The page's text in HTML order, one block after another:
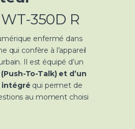
350D R
enfermé dans
qui confère à l’appareil
Il est équipé d’un
To-Talk) et d’un
intégré qui permet de
au moment choisi